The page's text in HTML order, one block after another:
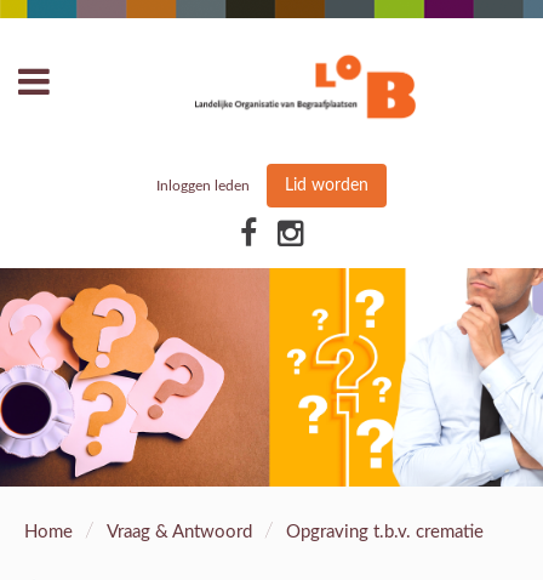
Inloggen leden Lid worden
Home / Vraag & Antwoord / Opgraving t.b.v. crematie